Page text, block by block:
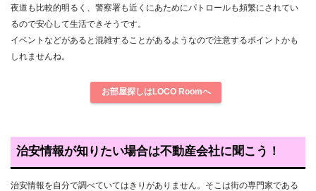
夜道も比較的明るく、警察署も近くにあためにパトロールも頻繁にされてい
るので安心して生活できそうです。
イベントなどがあると混雑することがあるようなので注意するポイントかも
しれませんね。
お部屋探しはLOCO Roomへ
治安情報が知りたい場合は不動産会社に聞こう！
治安情報を自分で調べていてはきりがありません。そこは街の専門家である